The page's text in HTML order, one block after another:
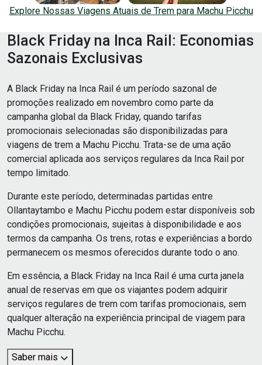
Explore Nossas Viagens Atuais de Trem para Machu Picchu
Black Friday na Inca Rail: Economias
Sazonais Exclusivas
A Black Friday na Inca Rail é um período sazonal de
promoções realizado em novembro como parte da
campanha global da Black Friday, quando tarifas
promocionais selecionadas são disponibilizadas para
viagens de trem a Machu Picchu. Trata-se de uma ação
comercial aplicada aos serviços regulares da Inca Rail por
tempo limitado.
Durante este período, determinadas partidas entre
Ollantaytambo e Machu Picchu podem estar disponíveis sob
condições promocionais, sujeitas à disponibilidade e aos
termos da campanha. Os trens, rotas e experiências a bordo
permanecem os mesmos oferecidos durante todo o ano.
Em essência, a Black Friday na Inca Rail é uma curta janela
anual de reservas em que os viajantes podem adquirir
serviços regulares de trem com tarifas promocionais, sem
qualquer alteração na experiência principal de viagem para
Machu Picchu.
Saber mais